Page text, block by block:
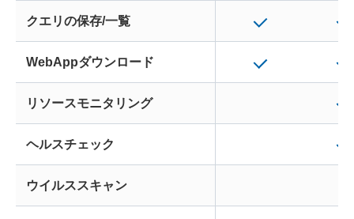
クエリの保存/一覧
WebAppダウンロード
リソースモニタリング
ヘルスチェック
ウイルススキャン